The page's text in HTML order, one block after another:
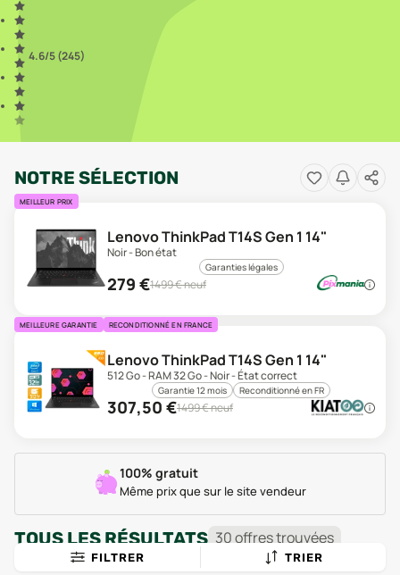
4.6/5 (245)
NOTRE SÉLECTION
MEILLEUR PRIX
Lenovo ThinkPad T14S Gen 1 14"
Noir - Bon état
Garanties légales
279 €1499€ neuf
MEILLEURE GARANTIE RECONDITIONNÉ EN FRANCE
Lenovo ThinkPad T14S Gen 1 14"
512 Go - RAM 32 Go - Noir - État correct
Garantie 12 mois Reconditionné en FR
307,50 €1499€ neuf
100% gratuit
Même prix que sur le site vendeur
TOUS LES RÉSULTATS 30offrestrouvées
FILTRER TRIER